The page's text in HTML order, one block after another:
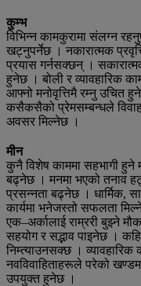
कुम्भ
विभिन्न कामकुरामा संलग्न
खट्नुपर्नेछ । नकारात्मक
प्रयास गर्नसक्छन् ।
हुनेछ । बोली र व्यावहारिक
आफ्नो मनोवृत्तिमै रम्नु उचित
कसैकसैको प्रेमसम्बन्धले
अवसर मिल्नेछ ।
मीन
कुनै विशेष काममा सहभागी हुने
बढ्नेछ । मनमा भएको तनाव
प्रसन्नता बढ्नेछ । धार्मिक,
कार्यमा भनेजस्तो सफलता
एक–अर्कालाई राम्ररी बुझ्ने
सहयोग र सद्भाव पाइनेछ ।
निम्त्याउनसक्छ । व्यावहारिक
नवविवाहिताहरूले परेको
उपयुक्त हुनेछ ।